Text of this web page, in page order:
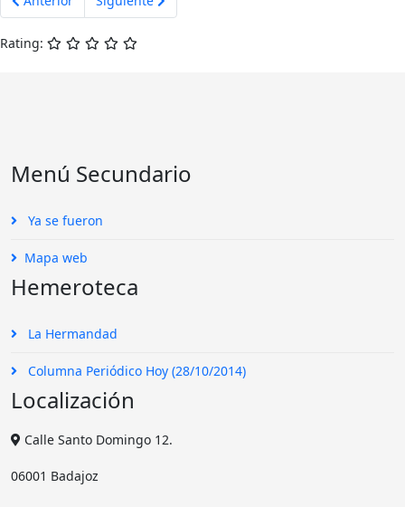
Rating:
Menú Secundario
Ya se fueron
Mapa web
Hemeroteca
La Hermandad
Columna Periódico Hoy (28/10/2014)
Localización
Calle Santo Domingo 12.
06001 Badajoz